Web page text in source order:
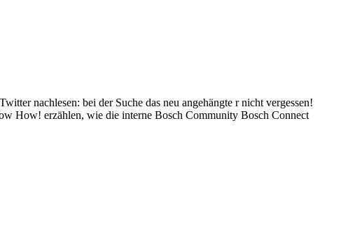
nachlesen: bei der Suche das neu angehängte r nicht vergessen!
How! erzählen, wie die interne Bosch Community Bosch Connect